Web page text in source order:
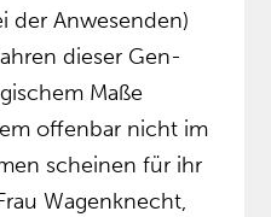
der Anwesenden)
dieser Gen-
Maße
offenbar nicht im
scheinen für ihr
Wagenknecht,